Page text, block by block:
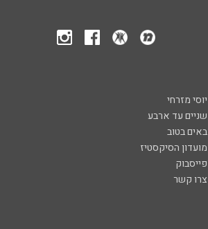
יוסי מזרחי
שניים עד ארבע
באים בטוב
מועדון הסיקסטיז
פייסבוק
צרו קשר